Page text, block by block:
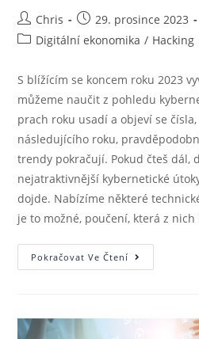
Chris
29. prosince 2023
Digitální ekonomika / Hacking
S blížícím se koncem roku 2023
můžeme naučit z pohledu
prach roku usadí a objeví se
následujícího roku,
trendy pokračují. Pokud čteš dál,
nejatraktivnější kybernetické
dojde. Nabízíme některé
je to možné, poučení, která z nich
Pokračovat Ve Čtení